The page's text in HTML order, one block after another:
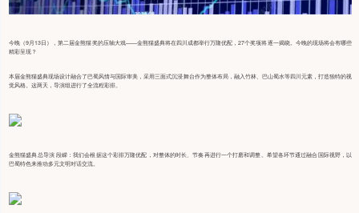
今晚（9月13日），第二届金熊猫奖的压轴大戏——金熊猫盛典将在四川成都举行万隆优配，27个奖项将逐一揭晓。今晚的现场将会有哪些
精彩呈现？
本届金熊猫盛典现场设计融合了巴蜀风情与国际审美，采用三面式沉浸舞台作为整体布局，融入竹林、巴山蜀水等四川元素，打造独特的视
觉风格。这两天，导演组进行了全流程彩排。
金熊猫盛典总导演 段嵘：我们会根据这个彩排万隆优配，对整体的时长、节奏再进行一个打磨和调整。希望各环节通过融合国际视野，以
巴蜀特色来推动多元文明对话交流。